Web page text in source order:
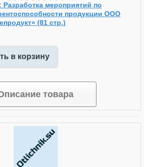
мероприятий по
продукции ООО
(81 стр.)
в корзину
товара